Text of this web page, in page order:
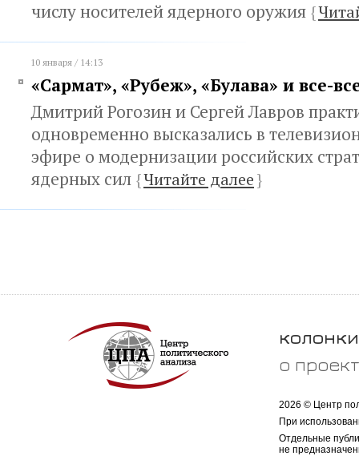
числу носителей ядерного оружия {
10 января / 14:13
«Сармат», «Рубеж», «Булава» и все-
Дмитрий Рогозин и Сергей Лавров
одновременно высказались в
эфире о модернизации российских
ядерных сил {Читайте далее}
колонки
о
2026 © Центр
При
Отдельные
не